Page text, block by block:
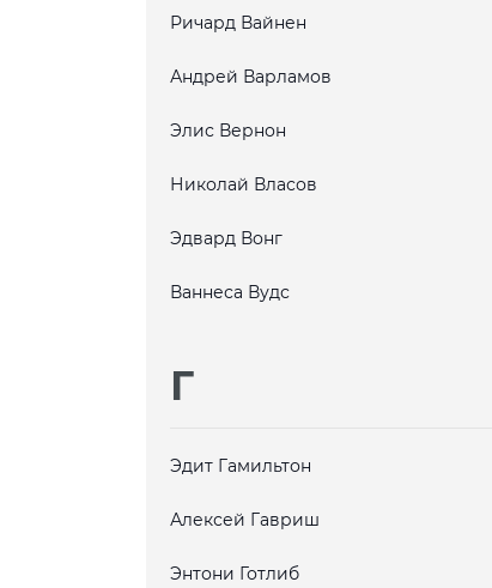
Ричард Вайнен
Андрей Варламов
Элис Вернон
Николай Власов
Эдвард Вонг
Ваннеса Вудс
Г
Эдит Гамильтон
Алексей Гавриш
Энтони Готлиб